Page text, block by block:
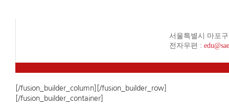
서울특별시 마포
전자우편 :
[/fusion_builder_column][/fusion_builder_row]
[/fusion_builder_container]